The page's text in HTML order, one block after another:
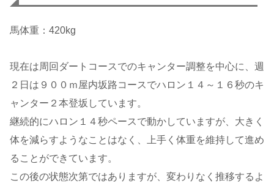
馬体重：420kg
現在は周回ダートコースでのキャンター調整を中心に、週
２日は９００ｍ屋内坂路コースでハロン１４～１６秒のキ
ャンター２本登坂しています。
継続的にハロン１４秒ペースで動かしていますが、大きく
体を減らすようなことはなく、上手く体重を維持して進め
ることができています。
この後の状態次第ではありますが、変わりなく推移するよ